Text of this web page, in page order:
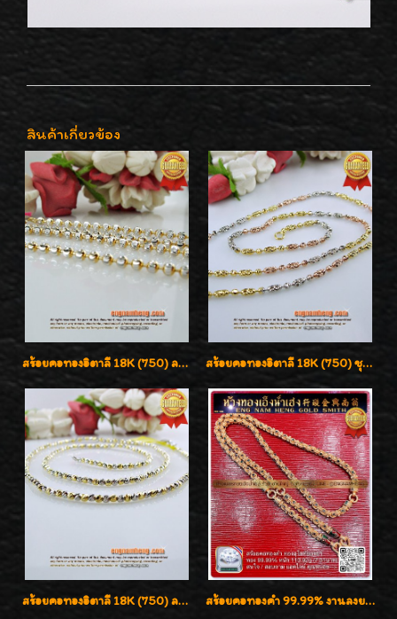
สินค้าเกี่ยวข้อง
สร้อยคอทองอิตาลี 18K (750) ลายยินตันแกะมูนคัดสวย ลายนี้เงามากๆค่ะ ใส่ทนแข็งแรง สร้อยคอทองอิตาลี 18K (750) ชุบ 3 สี แกะลายสวยรุ่นใหม่ ลายละเอียดเงาวิบวับค่ะ
สร้อยคอทองอิตาลี 18K (750) ลายสวยตัดเหลี่ยมคมชัด ใส่สวยน่ารักค่ะ สร้อยคอทองคำ 99.99% งานลงยาสุโขทัยแท้ งานช่างทองโบราณ หรูหรา น่าสะสมค่ะ